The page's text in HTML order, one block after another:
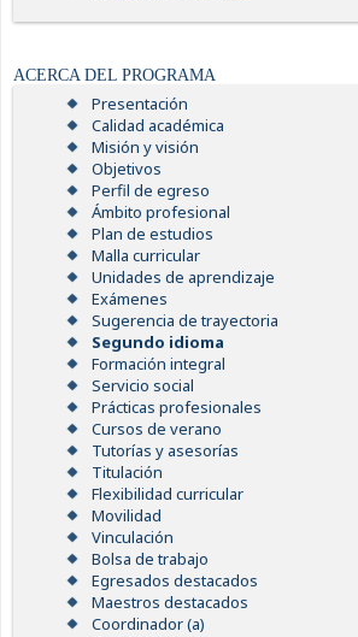
ACERCA DEL PROGRAMA
Presentación
Calidad académica
Misión y visión
Objetivos
Perfil de egreso
Ámbito profesional
Plan de estudios
Malla curricular
Unidades de aprendizaje
Exámenes
Sugerencia de trayectoria
Segundo idioma
Formación integral
Servicio social
Prácticas profesionales
Cursos de verano
Tutorías y asesorías
Titulación
Flexibilidad curricular
Movilidad
Vinculación
Bolsa de trabajo
Egresados destacados
Maestros destacados
Coordinador (a)